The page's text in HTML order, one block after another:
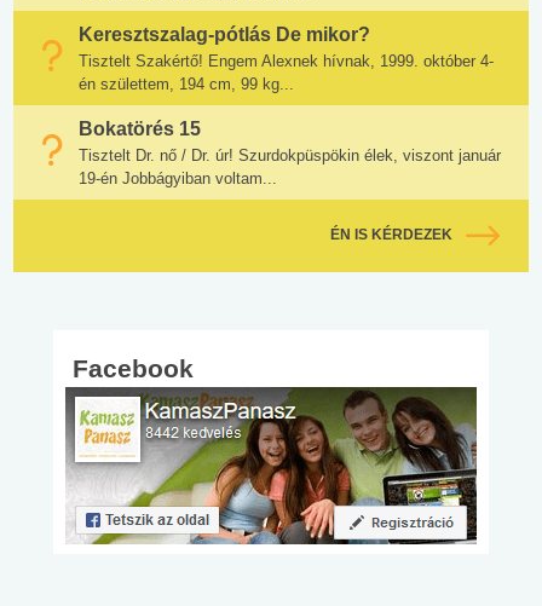
Keresztszalag-pótlás De mikor?
Tisztelt Szakértő! Engem Alexnek hívnak, 1999. október 4-
én születtem, 194 cm, 99 kg...
Bokatörés 15
Tisztelt Dr. nő / Dr. úr! Szurdokpüspökin élek, viszont január
19-én Jobbágyiban voltam...
ÉN IS KÉRDEZEK
Facebook